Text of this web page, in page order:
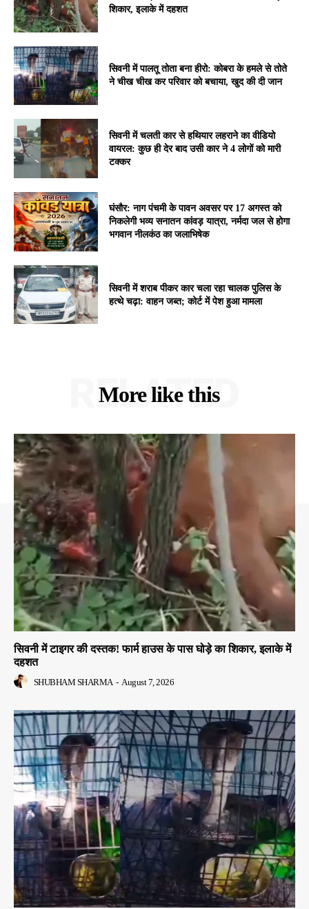
शिकार, इलाके में दहशत
सिवनी में पालतू तोता बना हीरो: कोबरा के हमले से तोते
ने चीख चीख कर परिवार को बचाया, खुद की दी जान
सिवनी में चलती कार से हथियार लहराने का वीडियो
वायरल: कुछ ही देर बाद उसी कार ने 4 लोगों को मारी
टक्कर
घंसौर: नाग पंचमी के पावन अवसर पर 17 अगस्त को
निकलेगी भव्य सनातन कांवड़ यात्रा, नर्मदा जल से होगा
भगवान नीलकंठ का जलाभिषेक
सिवनी में शराब पीकर कार चला रहा चालक पुलिस के
हत्थे चढ़ा: वाहन जब्त; कोर्ट में पेश हुआ मामला
More like this
RELATED
सिवनी में टाइगर की दस्तक! फार्म हाउस के पास घोड़े का शिकार, इलाके में
दहशत
SHUBHAM SHARMA - August 7, 2026